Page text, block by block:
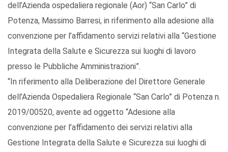
dell’Azienda ospedaliera regionale (Aor) “San Carlo” di
Potenza, Massimo Barresi, in riferimento alla adesione alla
convenzione per l’affidamento servizi relativi alla “Gestione
Integrata della Salute e Sicurezza sui luoghi di lavoro
presso le Pubbliche Amministrazioni”.
“In riferimento alla Deliberazione del Direttore Generale
dell’Azienda Ospedaliera Regionale “San Carlo” di Potenza n.
2019/00520, avente ad oggetto “Adesione alla
convenzione per l’affidamento dei servizi relativi alla
Gestione Integrata della Salute e Sicurezza sui luoghi di